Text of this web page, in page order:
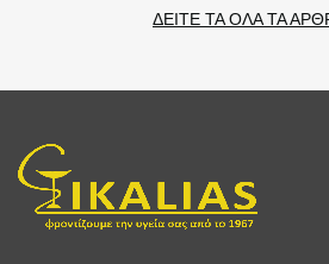
ΔΕΙΤΕ ΤΑ ΟΛΑ ΤΑ